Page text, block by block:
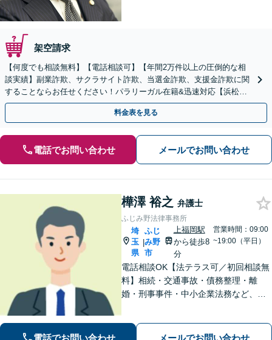
架空請求
【何度でも相談無料】【電話相談可】【年間2万件以上の圧倒的な相
談実績】副業詐欺、サクラサイト詐欺、当選金詐欺、支援金詐欺に関
することならお任せください！パラリーガル在籍&迅速対応【浜松町
駅1分】※結婚詐欺・ロマンス詐欺に関するご相談はお断り
料金表を見る
電話でお問い合わせ メールでお問い合わせ
樺澤 裕之 弁護士
ふじみ野法律事務所
埼
玉
県
|
ふじ
み野
市
上福岡駅
から徒歩8
分
営業時間：09:00
~19:00（平日）
電話相談OK【法テラス可／初回相談無
料】相続・交通事故・債務整理・離
婚・刑事事件・中小企業法務など、お
へと導きます【休日夜間対応】【上福
電話でお問い合わせ メールでお問い合わせ